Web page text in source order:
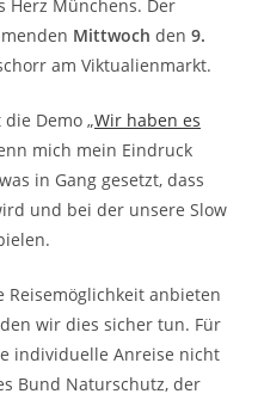
Herz Münchens. Der
Mittwoch den 9.
am Viktualienmarkt.
Demo „Wir haben es
mich mein Eindruck
in Gang gesetzt, dass
und bei der unsere Slow
anbieten
wir dies sicher tun. Für
individuelle Anreise nicht
Bund Naturschutz, der